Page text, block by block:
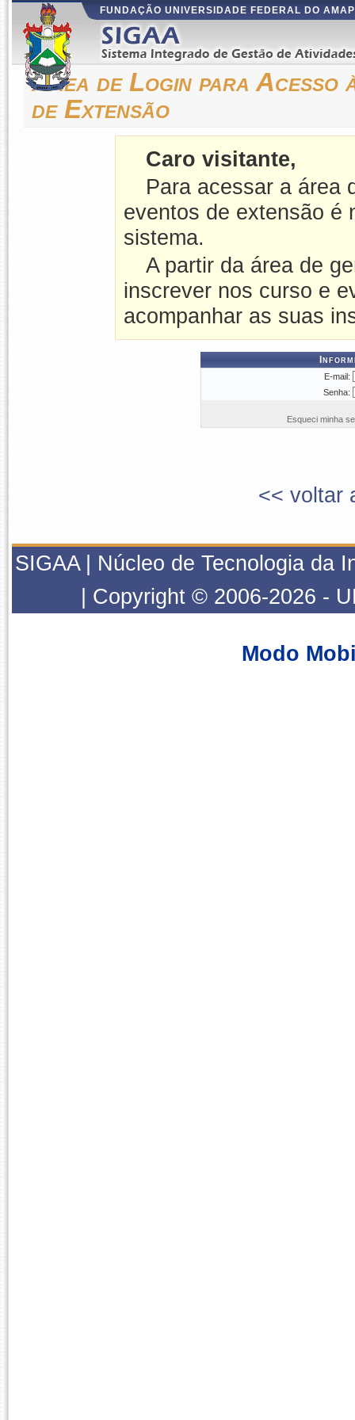
FUNDAÇÃO UNIVERSIDADE FEDERAL DO
Área de Login para Acesso
de Extensão
Caro visitante,
Para acessar a área
eventos de extensão
sistema.
A partir da área de
inscrever nos curso e
acompanhar as suas
E-mail:
Senha:
Esqueci minha
<< voltar
SIGAA | Núcleo de Tecnologia da
| Copyright © 2006-2026 -
Modo